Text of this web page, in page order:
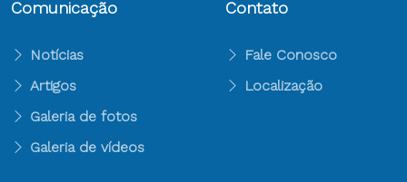
Comunicação
Notícias
Artigos
Galeria de fotos
Galeria de vídeos
Contato
Fale Conosco
Localização